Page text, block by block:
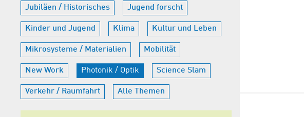
Jubiläen / Historisches Jugend forscht
Kinder und Jugend Klima Kultur und Leben
Mikrosysteme / Materialien Mobilität
New Work Photonik / Optik Science Slam
Verkehr / Raumfahrt Alle Themen